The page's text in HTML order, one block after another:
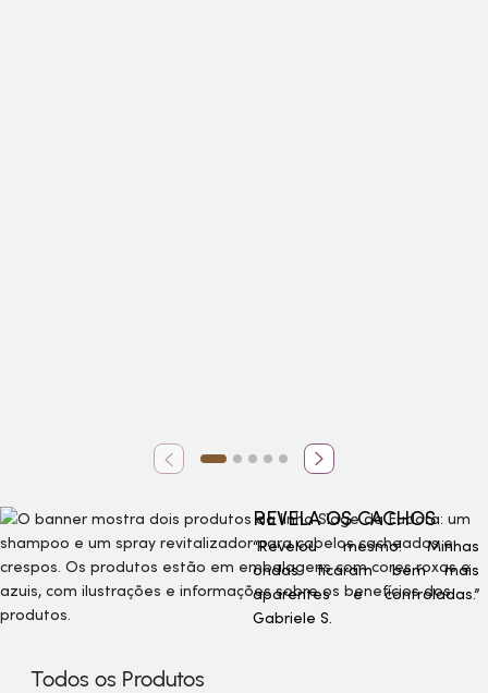
REVELA OS CACHOS
“Revelou mesmo! Minhas
ondas ficaram bem mais
aparentes e controladas.”
Gabriele S.
Todos os Produtos